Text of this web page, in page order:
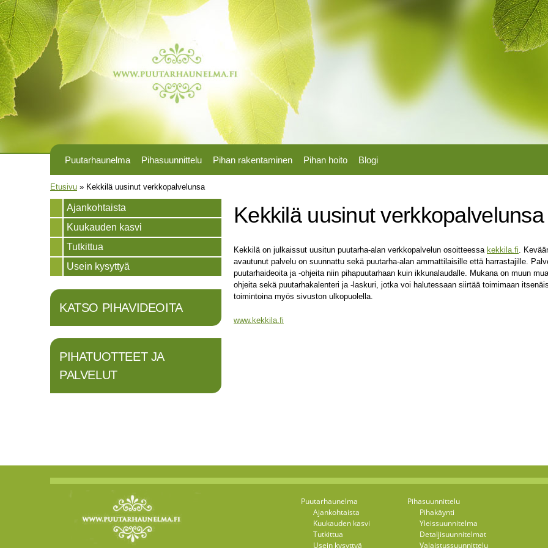
Puutarhaunelma Pihasuunnittelu Pihan rakentaminen Pihan hoito Blogi
Olet täällä
Etusivu » Kekkilä uusinut verkkopalvelunsa
Ajankohtaista
Kuukauden kasvi
Tutkittua
Usein kysyttyä
KATSO PIHAVIDEOITA
PIHATUOTTEET JA
PALVELUT
Kekkilä uusinut verkkopalvelunsa
Kekkilä on julkaissut uusitun puutarha-alan verkkopalvelun osoitteessa kekkila.fi.
avautunut palvelu on suunnattu sekä puutarha-alan ammattilaisille että harrastajille.
puutarhaideoita ja -ohjeita niin pihapuutarhaan kuin ikkunalaudalle. Mukana on muun
ohjeita sekä puutarhakalenteri ja -laskuri, jotka voi halutessaan siirtää toimimaan
toimintoina myös sivuston ulkopuolella.
www.kekkila.fi
Puutarhaunelma
Ajankohtaista
Kuukauden kasvi
Tutkittua
Usein kysyttyä
Pihasuunnittelu
Pihakäynti
Yleissuunnitelma
Detaljisuunnitelmat
Valaistussuunnittelu